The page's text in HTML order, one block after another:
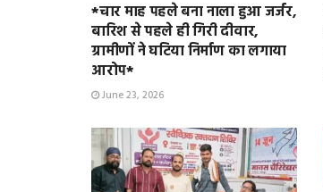
*चार माह पहले बना नाला हुआ जर्जर,
बारिश से पहले ही गिरी दीवार,
ग्रामीणों ने घटिया निर्माण का लगाया
आरोप*
June 23, 2026